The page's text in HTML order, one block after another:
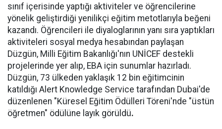
sınıf içerisinde yaptığı aktiviteler ve öğrencilerine
yönelik geliştirdiği yenilikçi eğitim metotlarıyla beğeni
kazandı. Öğrencileri ile diyaloglarının yanı sıra yaptıkları
aktiviteleri sosyal medya hesabından paylaşan
Düzgün, Milli Eğitim Bakanlığı'nın UNİCEF destekli
projelerinde yer alıp, EBA için sunumlar hazırladı.
Düzgün, 73 ülkeden yaklaşık 12 bin eğitimcinin
katıldığı Alert Knowledge Service tarafından Dubai'de
düzenlenen "Küresel Eğitim Ödülleri Töreni'nde "üstün
öğretmen" ödülüne layık görüldü.